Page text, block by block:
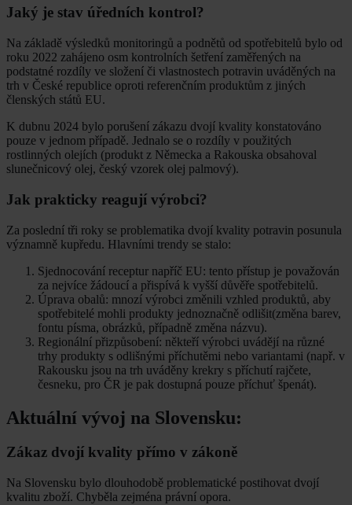
Jaký je stav úředních kontrol?
Na základě výsledků monitoringů a podnětů od spotřebitelů bylo od
roku 2022 zahájeno osm kontrolních šetření zaměřených na
podstatné rozdíly ve složení či vlastnostech potravin uváděných na
trh v České republice oproti referenčním produktům z jiných
členských států EU.
K dubnu 2024 bylo porušení zákazu dvojí kvality konstatováno
pouze v jednom případě. Jednalo se o rozdíly v použitých
rostlinných olejích (produkt z Německa a Rakouska obsahoval
slunečnicový olej, český vzorek olej palmový).
Jak prakticky reagují výrobci?
Za poslední tři roky se problematika dvojí kvality potravin posunula
významně kupředu. Hlavními trendy se stalo:
Sjednocování receptur napříč EU: tento přístup je považován
za nejvíce žádoucí a přispívá k vyšší důvěře spotřebitelů.
Úprava obalů: mnozí výrobci změnili vzhled produktů, aby
spotřebitelé mohli produkty jednoznačně odlišit(změna barev,
fontu písma, obrázků, případně změna názvu).
Regionální přizpůsobení: někteří výrobci uvádějí na různé
trhy produkty s odlišnými příchutěmi nebo variantami (např. v
Rakousku jsou na trh uváděny krekry s příchutí rajčete,
česneku, pro ČR je pak dostupná pouze příchuť špenát).
Aktuální vývoj na Slovensku:
Zákaz dvojí kvality přímo v zákoně
Na Slovensku bylo dlouhodobě problematické postihovat dvojí
kvalitu zboží. Chyběla zejména právní opora.